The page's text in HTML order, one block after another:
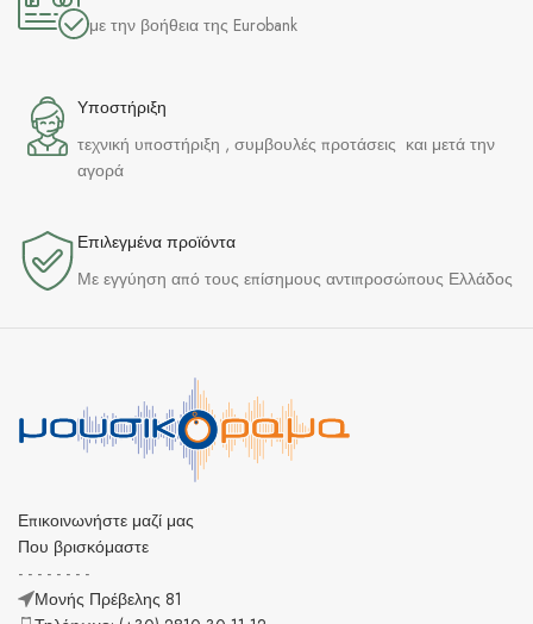
με την βοήθεια της Eurobank
Υποστήριξη
τεχνική υποστήριξη , συμβουλές προτάσεις και μετά την
αγορά
Επιλεγμένα προϊόντα​
Με εγγύηση από τους επίσημους αντιπροσώπους Ελλάδος
Επικοινωνήστε μαζί μας
Που βρισκόμαστε
- - - - - - - -
Μονής Πρέβελης 81